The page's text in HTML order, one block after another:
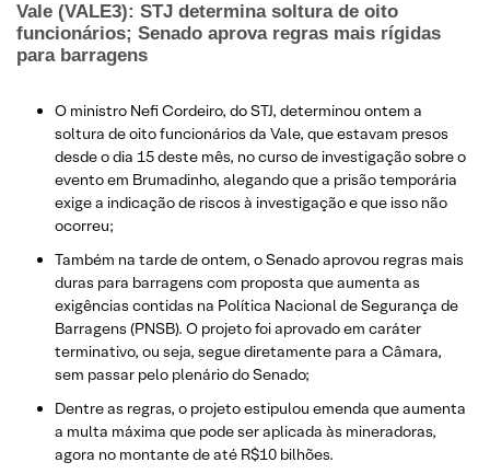
Vale (VALE3): STJ determina soltura de oito
funcionários; Senado aprova regras mais rígidas
para barragens
O ministro Nefi Cordeiro, do STJ, determinou ontem a
soltura de oito funcionários da Vale, que estavam presos
desde o dia 15 deste mês, no curso de investigação sobre o
evento em Brumadinho, alegando que a prisão temporária
exige a indicação de riscos à investigação e que isso não
ocorreu;
Também na tarde de ontem, o Senado aprovou regras mais
duras para barragens com proposta que aumenta as
exigências contidas na Política Nacional de Segurança de
Barragens (PNSB). O projeto foi aprovado em caráter
terminativo, ou seja, segue diretamente para a Câmara,
sem passar pelo plenário do Senado;
Dentre as regras, o projeto estipulou emenda que aumenta
a multa máxima que pode ser aplicada às mineradoras,
agora no montante de até R$10 bilhões.